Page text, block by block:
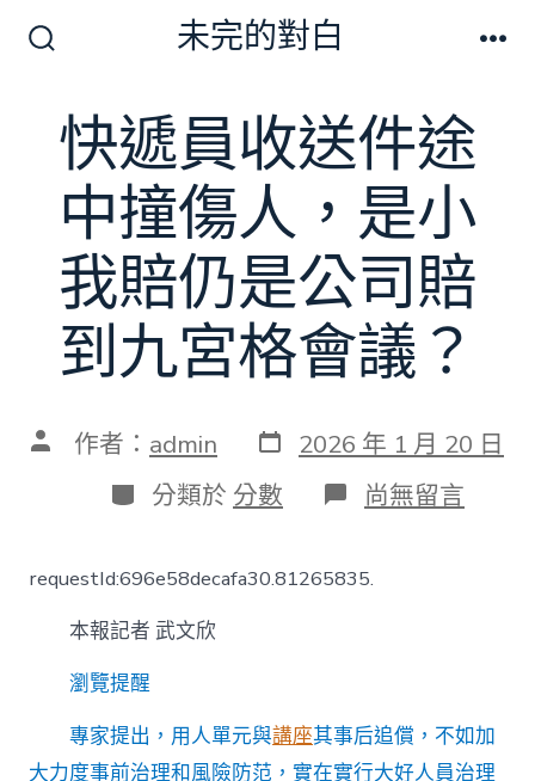
換
未完的對白
快遞員收送件途
中撞傷人，是小
我賠仍是公司賠
到九宮格會議？
文 作者： admin 發
表
日
期
2026 年 1 月 20 日
分
類
分類於 分數 在
〈快
員
收
傷
人，
尚無留言
requestId:696e58decafa30.81265835.
本報記者 武文欣
瀏覽提醒
專家提出，用人單元與講座其事后追償，不如加
大力度事前治理和風險防范，實在實行大好人員治理